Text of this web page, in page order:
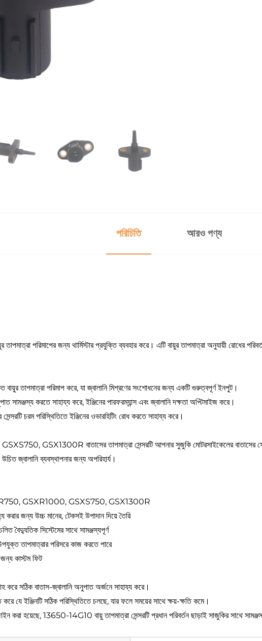
পরিচিতি আরও পণ্য
পরিমাপের জন্য থার্মিস্টার প্রযুক্তি ব্যবহার করে। এটি বায়ুর তাপমাত্রা অনুযায়ী রোধের
বায়ুর তাপমাত্রা পরিমাপ করে, যা জ্বালানি মিশ্রণের সংশোধনের জন্য একটি গুরুত্বপূর্ণ ইনপুট।
সামঞ্জস্য করতে সাহায্য করে, ইঞ্জিনের পারফরম্যান্স এবং জ্বালানি দক্ষতা অপ্টিমাইজ করে।
চরম পরিস্থিতিতে ইঞ্জিনের ওভারহিটিং রোধ করতে সাহায্য করে।
GSX1300R বাতাসের তাপমাত্রা সেন্সরটি আপনার সুজুকি মোটরসাইকেলের বাতাসের সেবন
জ্বালানি ব্যবস্থাপনার জন্য অপরিহার্য।
GSXR1000, GSXS750, GSX1300R
করার জন্য উচ্চ মানের, টেকসই উপাদান দিয়ে তৈরি
বৈদ্যুতিক সিস্টেমের সাথে সামঞ্জস্যপূর্ণ
তাপমাত্রার পরিসরে কাজ করতে পারে
কাস্টম ফিট
করে সঠিক বাতাস-জ্বালানি অনুপাত অর্জনে সাহায্য করে।
করে যে ইঞ্জিনটি সঠিক পরিস্থিতিতে চলছে, যার ফলে সময়ের সাথে ক্ষয়-ক্ষতি কমে।
করা হয়েছে, 13650-14G10 বায়ু তাপমাত্রা সেন্সরটি প্রধান পরিবর্তন ছাড়াই সাজুকির সাথে